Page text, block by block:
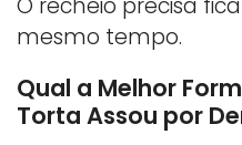
O recheio precisa
mesmo tempo.
Qual a Melhor
Torta Assou por